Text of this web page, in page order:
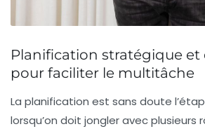
Planification stratégique
pour faciliter le multitâche
La planification est sans doute
lorsqu’on doit jongler avec plusieurs